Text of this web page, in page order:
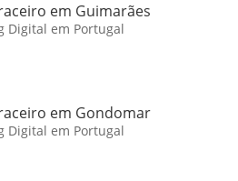
em Guimarães
Digital em Portugal
em Gondomar
Digital em Portugal